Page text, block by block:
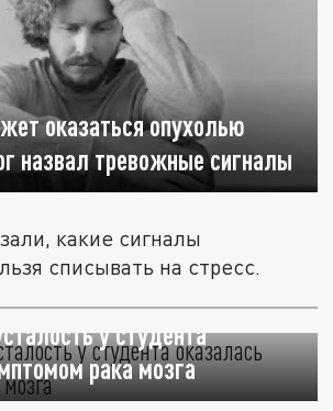
оказаться опухолью
назвал тревожные сигналы
какие сигналы
списывать на стресс.
у студента
рака мозга